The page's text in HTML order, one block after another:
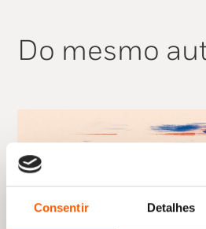
Consentir Detalhes
Do mesmo